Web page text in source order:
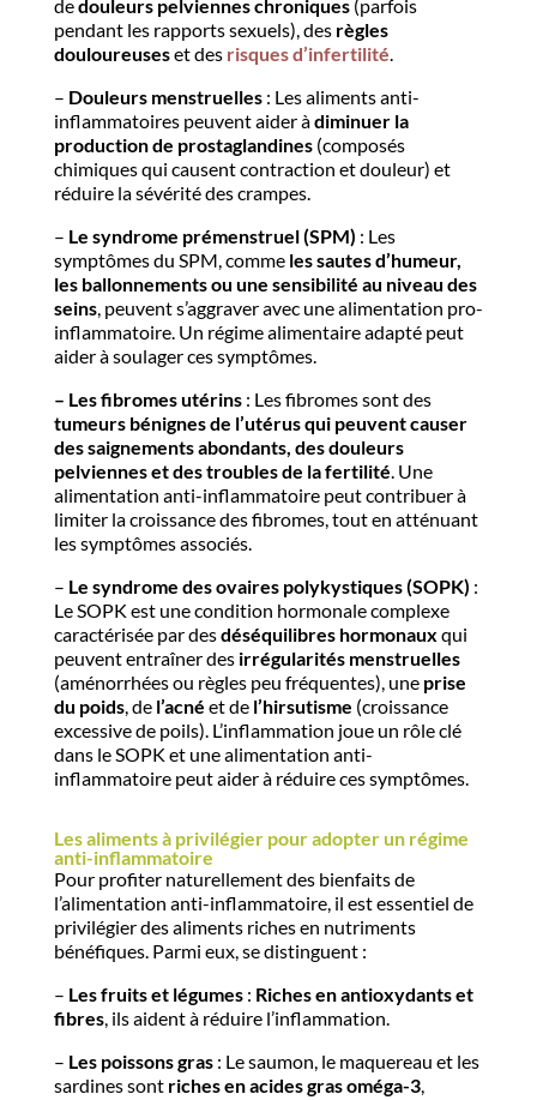
dedouleurs pelviennes chroniques(parfois
pendant les rapports sexuels), des règles
douloureuseset des risques d’infertilité.
– Douleurs menstruelles: Les aliments anti-
inflammatoires peuvent aider àdiminuer la
production de prostaglandines(composés
chimiques qui causent contraction et douleur) et
réduire la sévérité des crampes.
– Le syndrome prémenstruel (SPM) : Les
symptômes du SPM, comme les sautes d’humeur,
les ballonnements ou une sensibilité au niveau des
seins, peuvent s’aggraver avec une alimentation pro-
inflammatoire. Un régime alimentaire adapté peut
aider à soulager ces symptômes.
– Les fibromes utérins : Les fibromes sont des
tumeurs bénignes de l’utérus qui peuvent causer
des saignements abondants, des douleurs
pelviennes et des troubles de la fertilité. Une
alimentation anti-inflammatoire peut contribuer à
limiter la croissance des fibromes, tout en atténuant
les symptômes associés.
– Le syndrome des ovaires polykystiques (SOPK) :
Le SOPK est une condition hormonale complexe
caractérisée par desdéséquilibres hormonaux qui
peuvent entraîner des irrégularités menstruelles
(aménorrhées ou règles peu fréquentes), une prise
du poids, de l’acné et de l’hirsutisme (croissance
excessive de poils). L’inflammation joue un rôle clé
dans le SOPK et une alimentation anti-
inflammatoire peut aider à réduire ces symptômes.
Les aliments à privilégier pour adopter un régime
anti-inflammatoire
Pour profiter naturellement des bienfaits de
l’alimentation anti-inflammatoire, il est essentiel de
privilégier des aliments riches en nutriments
bénéfiques. Parmi eux, se distinguent :
– Les fruits et légumes: Riches en antioxydants et
fibres, ils aident à réduire l’inflammation.
– Les poissons gras: Le saumon, le maquereau et les
sardines sont riches en acides gras oméga-3,